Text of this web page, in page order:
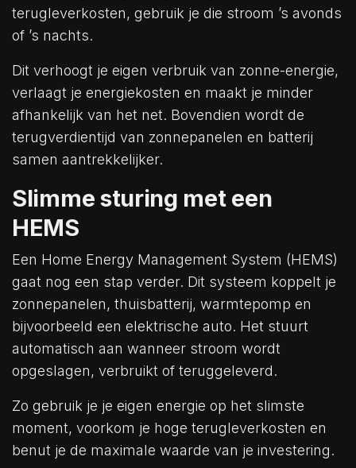
terugleverkosten, gebruik je die stroom ’s avonds
of ’s nachts.
Dit verhoogt je eigen verbruik van zonne-energie,
verlaagt je energiekosten en maakt je minder
afhankelijk van het net. Bovendien wordt de
terugverdientijd van zonnepanelen en batterij
samen aantrekkelijker.
Slimme sturing met een
HEMS
Een Home Energy Management System (HEMS)
gaat nog een stap verder. Dit systeem koppelt je
zonnepanelen, thuisbatterij, warmtepomp en
bijvoorbeeld een elektrische auto. Het stuurt
automatisch aan wanneer stroom wordt
opgeslagen, verbruikt of teruggeleverd.
Zo gebruik je je eigen energie op het slimste
moment, voorkom je hoge terugleverkosten en
benut je de maximale waarde van je investering.